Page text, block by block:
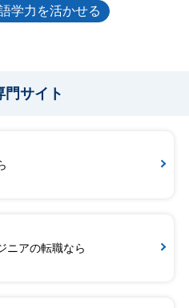
学力を活かせる
門サイト
ニアの転職なら